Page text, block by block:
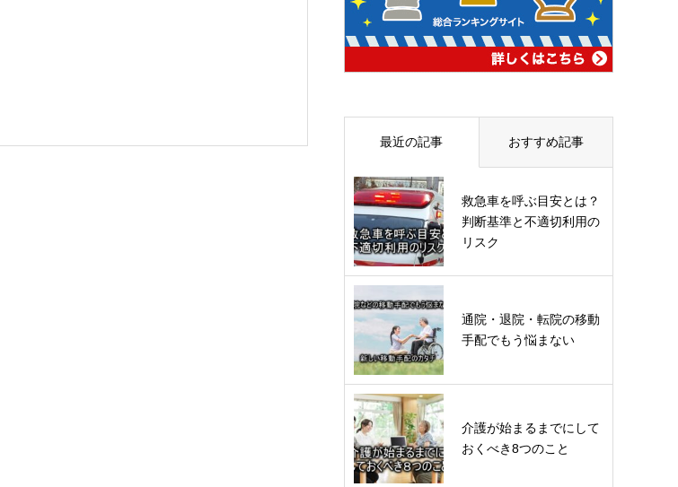
最近の記事 おすすめ記事
救急車を呼ぶ目安とは？
判断基準と不適切利用の
リスク
通院・退院・転院の移動
手配でもう悩まない
介護が始まるまでにして
おくべき8つのこと